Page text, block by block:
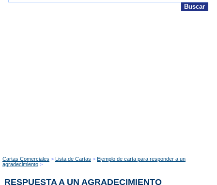
Cartas Comerciales Lista de Cartas
Ejemplo de carta para responder a un
agradecimiento
RESPUESTA A UN AGRADECIMIENTO